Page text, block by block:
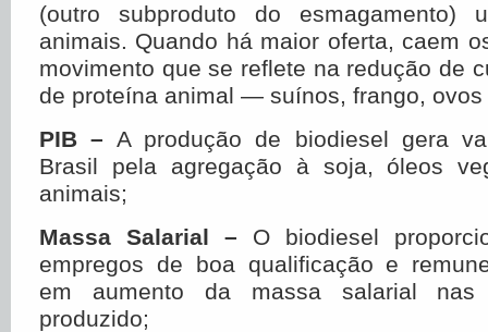
(outro subproduto do esmagamento)
animais. Quando há maior oferta, caem
movimento que se reflete na redução de
de proteína animal — suínos, frango, ovos
PIB – A produção de biodiesel gera
Brasil pela agregação à soja, óleos
animais;
Massa Salarial – O biodiesel
empregos de boa qualificação e
em aumento da massa salarial
produzido;